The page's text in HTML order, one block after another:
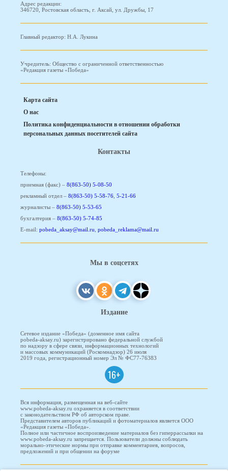
Адрес редакции:
346720, Ростовская область, г. Аксай, ул. Дружбы, 17
Главный редактор: Н.А. Лукина
Учредитель: Общество с ограниченной ответственностью
«Редакция газеты «Победа»
Карта сайта
О нас
Политика конфиденциальности в отношении обработки
персональных данных посетителей сайта
Контакты
Телефоны:
приемная (факс) – 8(863-50) 5-08-50
рекламный отдел – 8(863-50) 5-58-76 5-21-66
журналисты – 8(863-50) 5-53-65
бухгалтерия – 8(863-50) 5-74-85
E-mail: pobeda_aksay@mail.ru pobeda_reklama@mail.ru
Мы в соцсетях
Издание
Сетевое издание «Победа» (доменное имя сайта
pobeda-aksay.ru) зарегистрировано федеральной службой
по надзору в сфере связи, информационных технологий
и массовых коммуникаций (Роскомнадзор) 26 июля
2019 года, регистрационный номер Эл № ФС77-76383
16+
Вся информация, размещенная на веб-сайте
www.pobeda-aksay.ru охраняется в соответствии
с законодательством РФ об авторском праве.
Представителем авторов публикаций и фотоматериалов является ООО
«Редакция газеты «Победа».
Полное или частичное воспроизведение материалов без гиперрассылки на
www.pobeda-aksay.ru запрещается. Пользователи должны соблюдать
морально-этические нормы при отправке комментариев, вопросов,
предложений и при общении на форуме